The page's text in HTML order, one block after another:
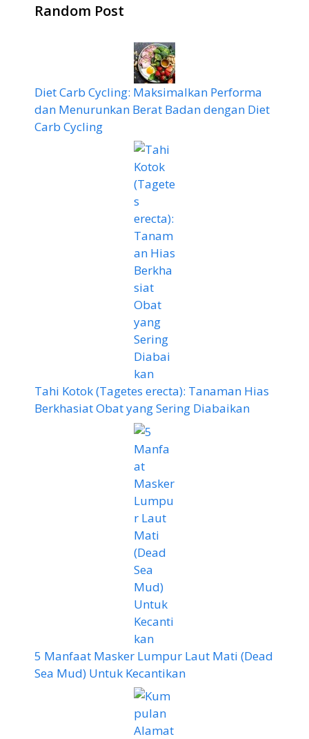
Random Post
Diet Carb Cycling: Maksimalkan Performa
dan Menurunkan Berat Badan dengan Diet
Carb Cycling
Tahi Kotok (Tagetes erecta): Tanaman Hias
Berkhasiat Obat yang Sering Diabaikan
5 Manfaat Masker Lumpur Laut Mati (Dead
Sea Mud) Untuk Kecantikan